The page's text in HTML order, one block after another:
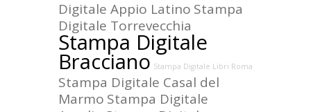
Digitale Appio Latino Stampa
Digitale Torrevecchia
Stampa Digitale
Bracciano Stampa Digitale Libri Roma
Stampa Digitale Casal del
Marmo Stampa Digitale